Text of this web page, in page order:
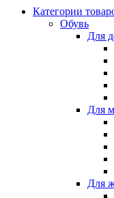
Категории
Обувь
Для
Для
Для